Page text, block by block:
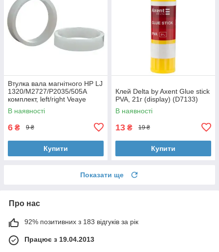
Втулка вала магнітного HP LJ
1320/M2727/P2035/505A
комплект, left/right Veaye
(BSHMR-505U-VE)
В наявності
6 ₴ 9 ₴
Купити
Клей Delta by Axent Glue stick
PVA, 21г (display) (D7133)
В наявності
13 ₴ 19 ₴
Купити
Показати ще
Про нас
92% позитивних з 183 відгуків за рік
Працює з 19.04.2013